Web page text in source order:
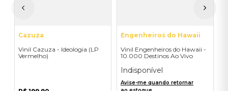
Cazuza
Vinil Cazuza - Ideologia (LP
Vermelho)
Engenheiros do Hawaii
Vinil Engenheiros do Hawaii -
10.000 Destinos Ao Vivo
Indisponível
Avise-me quando retornar